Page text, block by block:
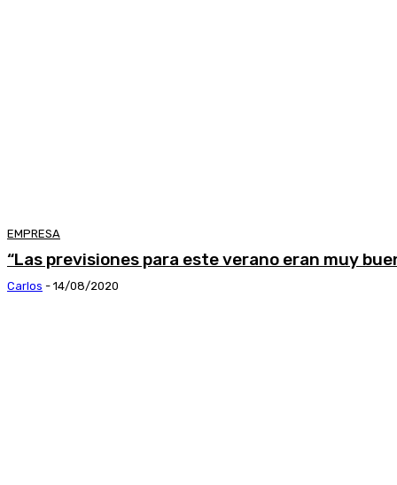
EMPRESA
“Las previsiones para este verano eran muy
Carlos - 14/08/2020